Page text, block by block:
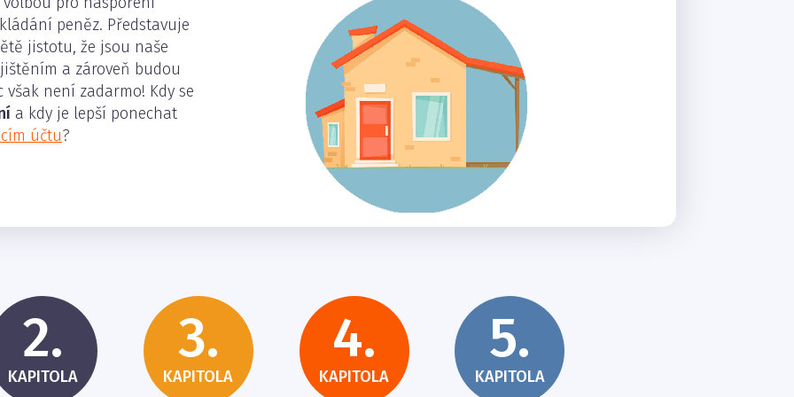
peněz. Představuje
jistotu, že jsou naše
a zároveň budou
však není zadarmo! Kdy se
a kdy je lepší ponechat
účtu?
2.
KAPITOLA
3.
KAPITOLA
4.
KAPITOLA
5.
KAPITOLA